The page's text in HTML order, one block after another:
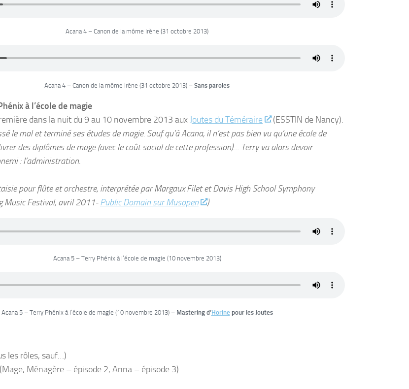
Acana 4 – Canon de la môme Irène (31 octobre 2013)
Acana 4 – Canon de la môme Irène (31 octobre 2013) – Sans paroles
à l’école de magie
dans la nuit du 9 au 10 novembre 2013 aux Joutes du Téméraire
(ESSTIN de Nancy).
le mal et terminé ses études de magie. Sauf qu’à Acana, il n’est pas bien vu qu’une école de
des diplômes de mage (avec le coût social de cette profession)… Terry va alors devoir
: l’administration.
pour flûte et orchestre, interprétée par Margaux Filet et Davis High School Symphony
Music Festival, avril 2011-Public Domain sur Musopen )
Acana 5 – Terry Phénix à l’école de magie (10 novembre 2013)
Acana 5 – Terry Phénix à l’école de magie (10 novembre 2013) – Mastering d’Horine pour les Joutes
les rôles, sauf…)
Ménagère – épisode 2, Anna – épisode 3)